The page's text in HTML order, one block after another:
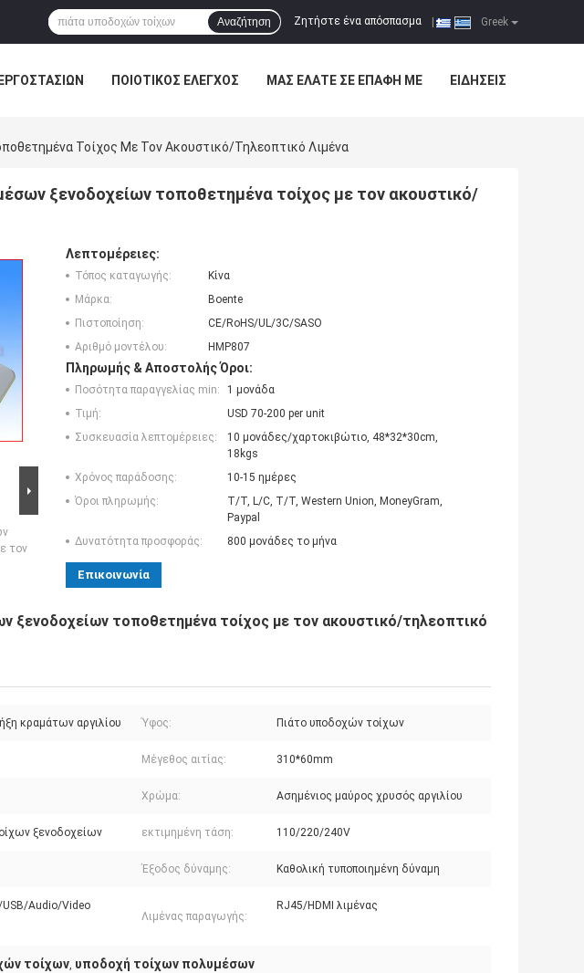
Greek
Ζητήστε ένα απόσπασμα
Αναζήτηση
ΠΟΙΟΤΙΚΌΣ ΈΛΕΓΧΟΣ ΜΑΣ ΕΛΆΤΕ ΣΕ ΕΠΑΦΉ ΜΕ ΕΙΔΉΣΕΙΣ
Τοίχος Με Τον Ακουστικό/τηλεοπτικό Λιμένα
ξενοδοχείων τοποθετημένα τοίχος με τον ακουστικό/
τον
Λεπτομέρειες:
Τόπος καταγωγής:
Κίνα
Μάρκα:
Boente
Πιστοποίηση:
CE/RoHS/UL/3C/SASO
Αριθμό μοντέλου:
HMP807
Πληρωμής & Αποστολής Όροι:
Ποσότητα παραγγελίας min:
1 μονάδα
Τιμή:
USD 70-200 per unit
Συσκευασία λεπτομέρειες:
10 μονάδες/χαρτοκιβώτιο, 48*32*30cm,
18kgs
Χρόνος παράδοσης:
10-15 ημέρες
Όροι πληρωμής:
T/T, L/C, T/T, Western Union, MoneyGram,
Paypal
Δυνατότητα προσφοράς:
800 μονάδες το μήνα
Επικοινωνία
ξενοδοχείων τοποθετημένα τοίχος με τον ακουστικό/τηλεοπτικό
κραμάτων αργιλίου Ύφος: Πιάτο υποδοχών τοίχων
Μέγεθος αιτίας: 310*60mm
Χρώμα: Ασημένιος μαύρος χρυσός αργιλίου
ξενοδοχείων εκτιμημένη τάση: 110/220/240V
Έξοδος δύναμης: Καθολική τυποποιημένη δύναμη
Audio/Video
Λιμένας παραγωγής:
RJ45/HDMI λιμένας
τοίχων, υποδοχή τοίχων πολυμέσων